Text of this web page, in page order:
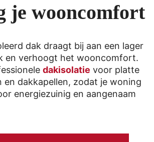
je wooncomfort
dak draagt bij aan een lager
en verhoogt het wooncomfort.
dakisolatie voor platte
en dakkapellen, zodat je woning
energiezuinig en aangenaam